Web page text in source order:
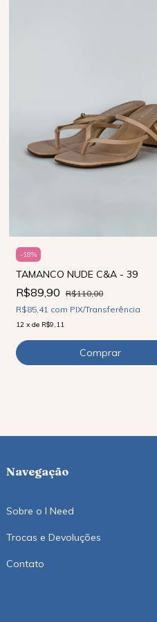
-18%
TAMANCO NUDE C&A - 39
R$89,90 R$110,00
R$85,41 com PIX/Transferência
12 x de R$9,11
Navegação
Sobre o I Need
Trocas e Devoluções
Contato